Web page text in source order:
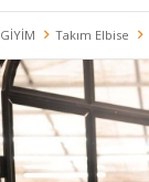
Takım Elbise